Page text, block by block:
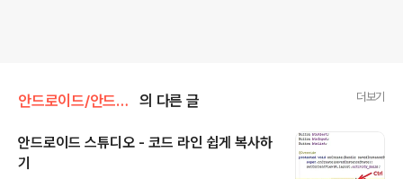
안드로이드/안드로이드 스튜디오 의 다른 글 더보기
안드로이드 스튜디오 - 코드 라인 쉽게 복사하
기